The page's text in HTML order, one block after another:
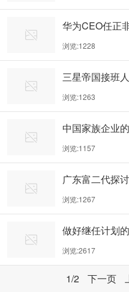
华为CEO任正
接班
浏览:1228
三星帝国接班
浏览:1263
中国家族企业
浏览:1157
广东富二代探
好
浏览:1267
做好继任计划
浏览:2617
1/2 下一页